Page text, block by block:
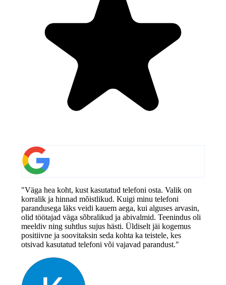
"Väga hea koht, kust kasutatud telefoni osta. Valik on
korralik ja hinnad mõistlikud. Kuigi minu telefoni
parandusega läks veidi kauem aega, kui alguses arvasin,
olid töötajad väga sõbralikud ja abivalmid. Teenindus oli
meeldiv ning suhtlus sujus hästi. Üldiselt jäi kogemus
positiivne ja soovitaksin seda kohta ka teistele, kes
otsivad kasutatud telefoni või vajavad parandust."